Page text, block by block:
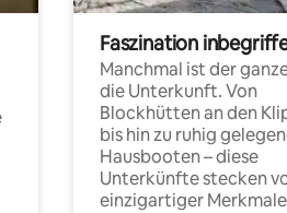
Faszination
Manchmal ist der
die Unterkunft. Von
Blockhütten an den
bis hin zu ruhig
Hausbooten – diese
Unterkünfte stecken
einzigartiger